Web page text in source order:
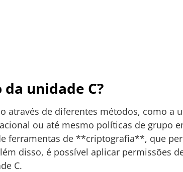
unidade C?
através de diferentes métodos, como a
ou até mesmo políticas de grupo
ferramentas de **criptografia**, que
disso, é possível aplicar permissões
C.